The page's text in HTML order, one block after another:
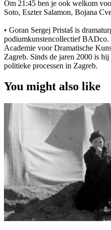
Om 21:45 ben je ook welkom
Soto, Eszter Salamon, Bojana
• Goran Sergej Pristaš is
podiumkunstencollectief BADco.
Academie voor Dramatische
Zagreb. Sinds de jaren 2000 is
politieke processen in Zagreb.
You might also like